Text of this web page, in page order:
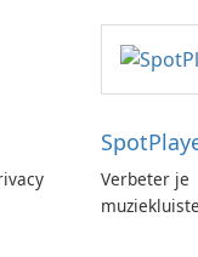
Verbeter je